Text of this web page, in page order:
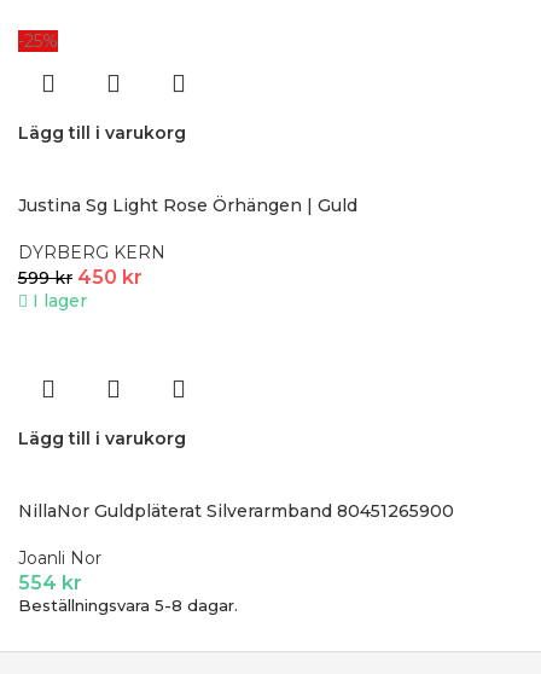
-25%
Lägg till i varukorg
Justina Sg Light Rose Örhängen | Guld
DYRBERG KERN
599kr 450 kr
I lager
Lägg till i varukorg
NillaNor Guldpläterat Silverarmband 80451265900
Joanli Nor
554 kr
Beställningsvara 5-8 dagar.